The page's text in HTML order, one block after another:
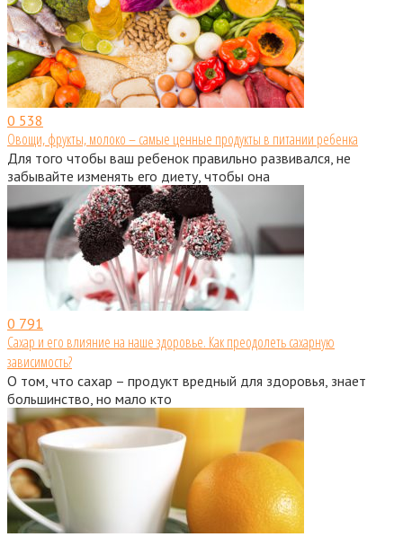
0 538
Овощи, фрукты, молоко – самые ценные продукты в питании ребенка
Для того чтобы ваш ребенок правильно развивался, не
забывайте изменять его диету, чтобы она
0 791
Сахар и его влияние на наше здоровье. Как преодолеть сахарную
зависимость?
О том, что сахар – продукт вредный для здоровья, знает
большинство, но мало кто